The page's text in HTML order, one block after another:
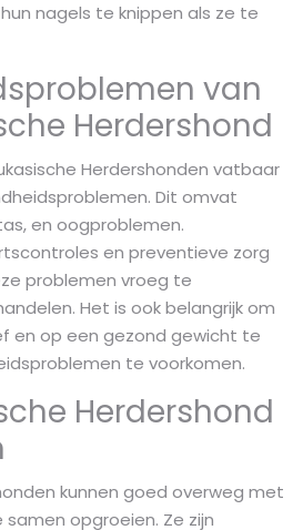
nagels te knippen als ze te
van
Herdershond
Herdershonden vatbaar
Dit omvat
en oogproblemen.
en preventieve zorg
problemen vroeg te
Het is ook belangrijk om
en op een gezond gewicht te
te voorkomen.
Herdershond
kunnen goed overweg met
samen opgroeien. Ze zijn